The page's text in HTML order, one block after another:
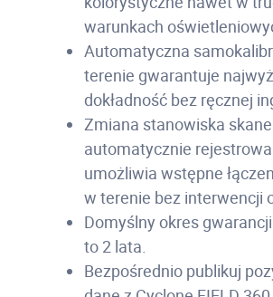
warunkach
Automatyczna
terenie gwarantuje
dokładność bez ręcznej
Zmiana stanowiska
automatycznie
umożliwia wstępne
w terenie bez interwencji
Domyślny okres
to 2 lata.
Bezpośrednio publikuj